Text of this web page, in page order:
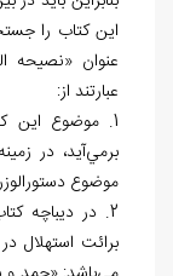
اين كتاب را
عنوان «نصيحه
عبارتند از:
1. موضوع اين كتاب همان
برميآيد، در
موضوع
2. در ديباچه
برائت استهلال